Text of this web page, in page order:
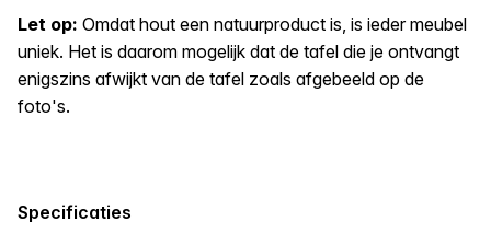
Let op: Omdat hout een natuurproduct is, is ieder meubel
uniek. Het is daarom mogelijk dat de tafel die je ontvangt
enigszins afwijkt van de tafel zoals afgebeeld op de
foto's.
Specificaties